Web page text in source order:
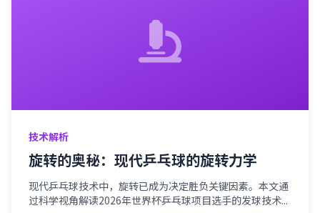
技术解析
旋转的奥秘：现代乒乓球的旋转力学
现代乒乓球技术中，旋转已成为决定胜负关键因素。本文通
过科学视角解读2026年世界杯乒乓球项目选手的发球技术...